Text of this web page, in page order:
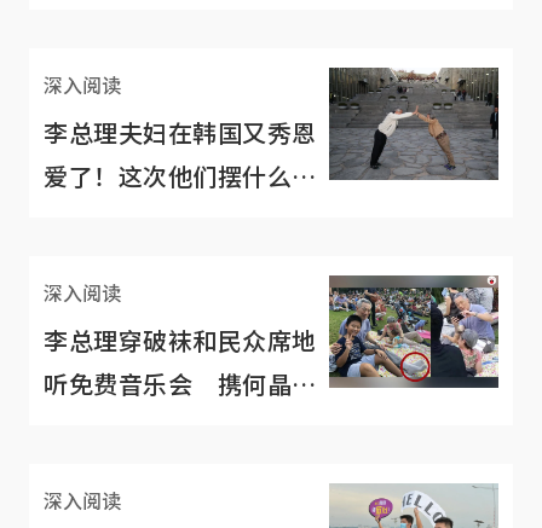
深入阅读
李总理夫妇在韩国又秀恩
爱了！这次他们摆什么
深入阅读
李总理穿破袜和民众席地
听免费音乐会 携何晶植
深入阅读